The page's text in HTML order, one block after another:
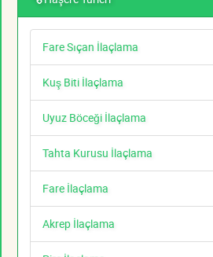
Fare Sıçan İlaçlama
Kuş Biti İlaçlama
Uyuz Böceği İlaçlama
Tahta Kurusu İlaçlama
Fare İlaçlama
Akrep İlaçlama